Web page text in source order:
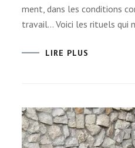
ment, dans les condi­tions
tra­vail… Voici les rituels qui
LIRE PLUS